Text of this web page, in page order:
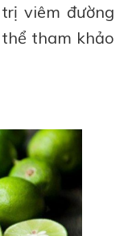
viêm đường
tham khảo